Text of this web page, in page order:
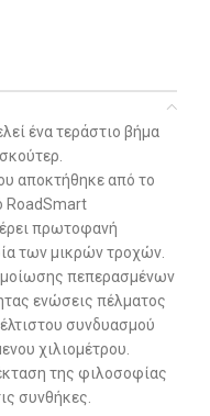
ένα τεράστιο βήμα
αποκτήθηκε από το
RoadSmart
πρωτοφανή
των μικρών τροχών.
πεπερασμένων
ενώσεις πέλματος
συνδυασμού
χιλιομέτρου.
της φιλοσοφίας
συνθήκες.